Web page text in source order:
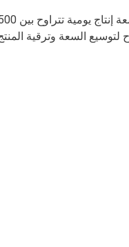
لتوسيع السعة وترقية